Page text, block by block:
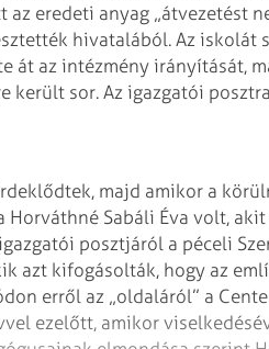
eredeti anyag „átvezetést
hivatalából. Az iskolát
át az intézmény irányítását,
került sor. Az igazgatói
majd amikor a
Horváthné Sabáli Éva volt,
posztjáról a péceli
azt kifogásolták, hogy az
erről az „oldaláról” a
ezelőtt, amikor